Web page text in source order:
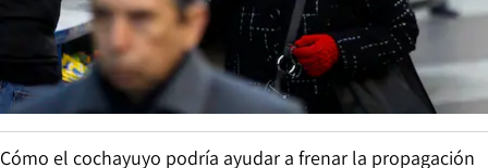
Cómo el cochayuyo podría ayudar a frenar la propagación